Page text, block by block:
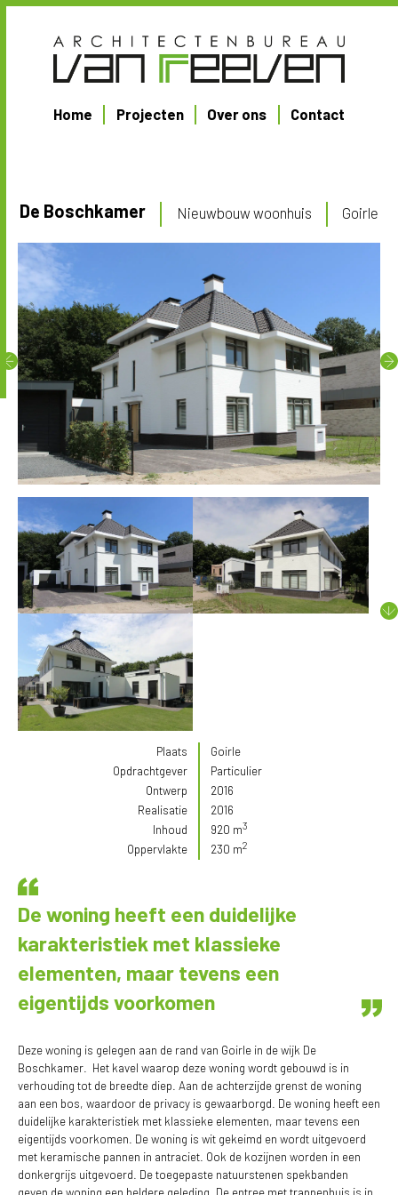
Home Projecten Over ons Contact
De Boschkamer Nieuwbouw woonhuis Goirle
Plaats
Goirle
Opdrachtgever
Particulier
Ontwerp
2016
Realisatie
2016
Inhoud
920 m3
Oppervlakte 230 m2
De woning heeft een duidelijke
karakteristiek met klassieke
elementen, maar tevens een
eigentijds voorkomen
Deze woning is gelegen aan de rand van Goirle in de wijk De
Boschkamer. Het kavel waarop deze woning wordt gebouwd is in
verhouding tot de breedte diep. Aan de achterzijde grenst de woning
aan een bos, waardoor de privacy is gewaarborgd. De woning heeft een
duidelijke karakteristiek met klassieke elementen, maar tevens een
eigentijds voorkomen. De woning is wit gekeimd en wordt uitgevoerd
met keramische pannen in antraciet. Ook de kozijnen worden in een
donkergrijs uitgevoerd. De toegepaste natuurstenen spekbanden